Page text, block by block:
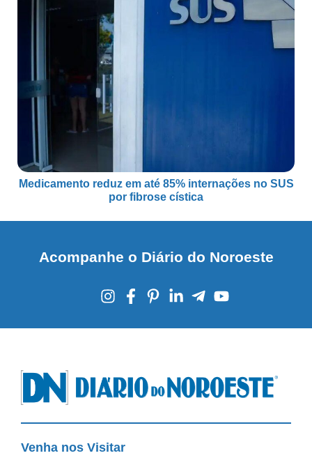
Medicamento reduz em até 85% internações no SUS
por fibrose cística
Acompanhe o Diário do Noroeste
Venha nos Visitar